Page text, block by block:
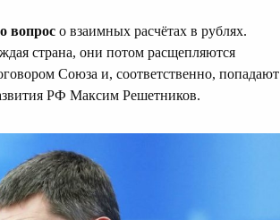
вопрос о взаимных расчётах в рублях.
страна, они потом расщепляются
Союза и, соответственно, попадают
РФ Максим Решетников.